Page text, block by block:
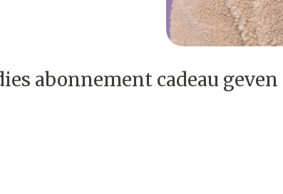
abonnement cadeau geven